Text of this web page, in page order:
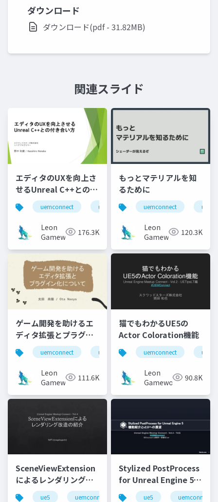
ダウンロード
ダウンロード(pdf - 31.82MB)
関連スライド
エディタのUXを向上さ
せるUnreal C++との付
き合い方uemconnect ue5
Leon
Gameworks176.3K
もっとマテリアルを知
るために
uemconnect ue5
Leon
Gameworks120.3K
ゲーム開発を助けるエ
ディタ拡張とプラグイ
ン化について
uemconnect ue5
Leon
Gameworks111.6K
猫でもわかるUE5の
Actor Coloration機能
uemconnect ue5
Leon
Gameworks 90.8K
SceneViewExtension
によるレンダリング改
造の紹介
ue5 uemconnect
Stylized PostProcess
for Unreal Engine 5
機能紹介とv2.0への展
ue5 uemconnect